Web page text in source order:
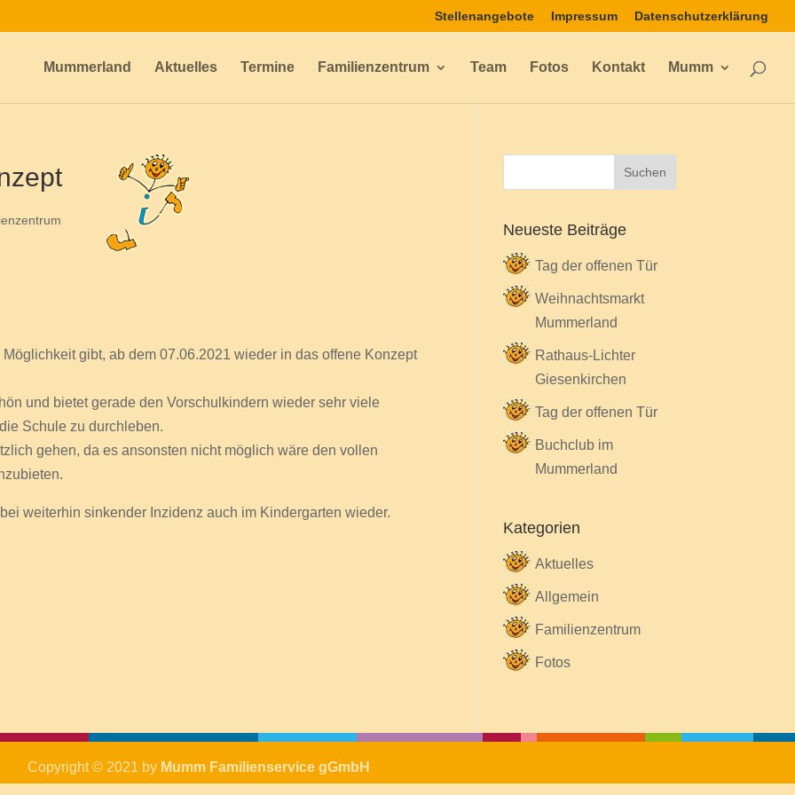
Stellenangebote Impressum Datenschutzerklärung
Mummerland Aktuelles Termine Familienzentrum Team Fotos Kontakt Mumm
gibt, ab dem 07.06.2021 wieder in das offene Konzept
und bietet gerade den Vorschulkindern wieder sehr viele
Schule zu durchleben.
gehen, da es ansonsten nicht möglich wäre den vollen
weiterhin sinkender Inzidenz auch im Kindergarten wieder.
Neueste Beiträge
Tag der offenen Tür
Weihnachtsmarkt
Mummerland
Rathaus-Lichter
Giesenkirchen
Tag der offenen Tür
Buchclub im
Mummerland
Kategorien
Aktuelles
Allgemein
Familienzentrum
Fotos
Copyright © 2021 by Mumm Familienservice gGmbH